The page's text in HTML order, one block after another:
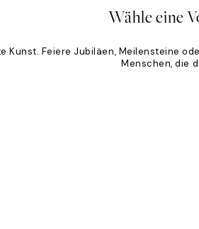
Wähle eine
Feiere Jubiläen, Meilensteine
Menschen, die